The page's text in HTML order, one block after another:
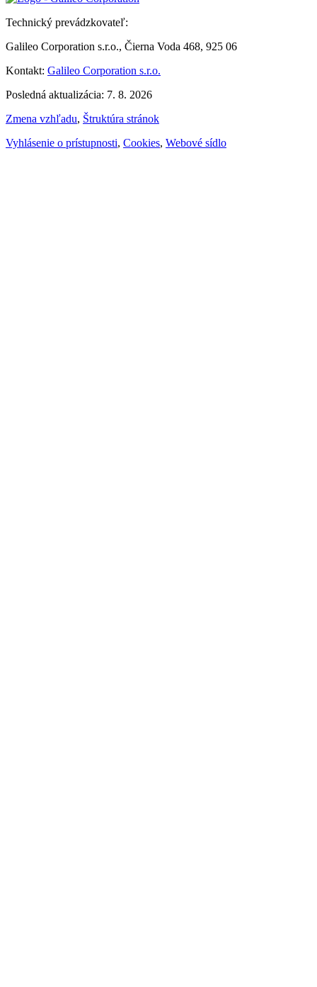
Technický prevádzkovateľ:
Galileo Corporation s.r.o., Čierna Voda 468, 925 06
Kontakt: Galileo Corporation s.r.o.
Posledná aktualizácia: 7. 8. 2026
Zmena vzhľadu, Štruktúra stránok
Vyhlásenie o prístupnosti, Cookies, Webové sídlo